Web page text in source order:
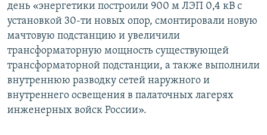
день «энергетики построили 900 м ЛЭП 0,4 кВ с
установкой 30-ти новых опор, смонтировали новую
мачтовую подстанцию и увеличили
трансформаторную мощность существующей
трансформаторной подстанции, а также выполнили
внутреннюю разводку сетей наружного и
внутреннего освещения в палаточных лагерях
инженерных войск России».